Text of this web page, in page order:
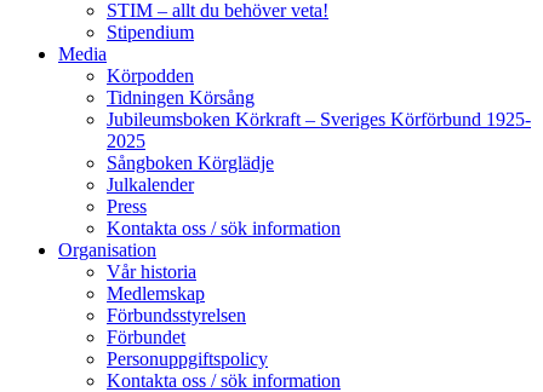
STIM – allt du behöver veta!
Stipendium
Media
Körpodden
Tidningen Körsång
Jubileumsboken Körkraft – Sveriges Körförbund 1925-
2025
Sångboken Körglädje
Julkalender
Press
Kontakta oss / sök information
Organisation
Vår historia
Medlemskap
Förbundsstyrelsen
Förbundet
Personuppgiftspolicy
Kontakta oss / sök information